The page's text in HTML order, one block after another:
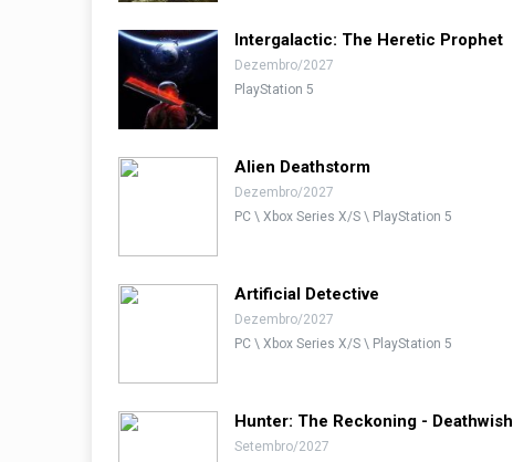
Intergalactic: The Heretic Prophet
Dezembro/2027
PlayStation 5
Alien Deathstorm
Dezembro/2027
PC \ Xbox Series X/S \ PlayStation 5
Artificial Detective
Dezembro/2027
PC \ Xbox Series X/S \ PlayStation 5
Hunter: The Reckoning - Deathwish
Setembro/2027